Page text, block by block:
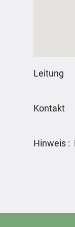
Leitung
Kontakt
Hinweis :